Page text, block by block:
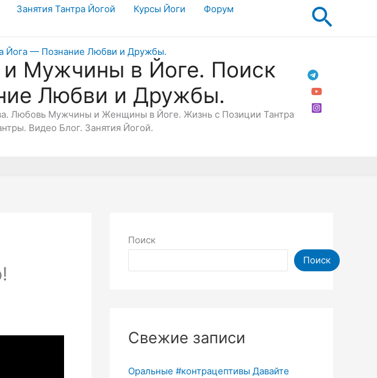
Занятия Тантра Йогой Курсы Йоги
Форум
Мужчины в Йоге. Поиск
Любви и Дружбы.
Любовь Мужчины и Женщины в Йоге. Жизнь с Позиции Тантра
Видео Блог. Занятия Йогой.
Поиск
Поиск
Свежие записи
Оральные #контрацептивы Давайте